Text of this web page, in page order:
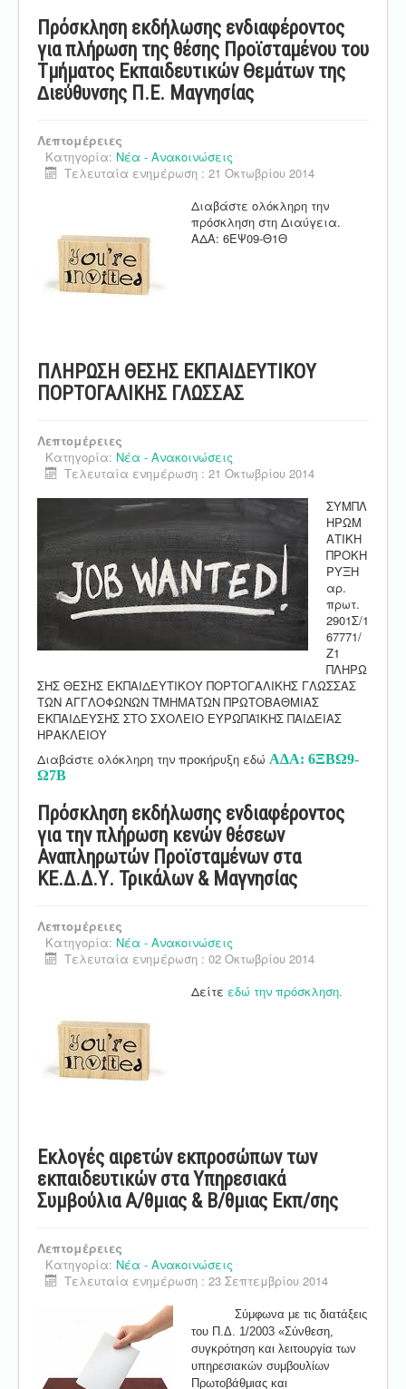
Πρόσκληση εκδήλωσης ενδιαφέροντος
για πλήρωση της θέσης Προϊσταµένου του
Τµήµατος Εκπαιδευτικών Θεµάτων της
∆ιεύθυνσης Π.Ε. Μαγνησίας
Λεπτομέρειες
Κατηγορία: Νέα - Ανακοινώσεις
Τελευταία ενημέρωση : 21 Οκτωβρίου 2014
Διαβάστε ολόκληρη την
πρόσκληση στη Διαύγεια.
ΑΔΑ: 6ΕΨ09-Θ1Θ
ΠΛΗΡΩΣΗ ΘΕΣΗΣ ΕΚΠΑΙΔΕΥΤΙΚΟΥ
ΠΟΡΤΟΓΑΛΙΚΗΣ ΓΛΩΣΣΑΣ
Λεπτομέρειες
Κατηγορία: Νέα - Ανακοινώσεις
Τελευταία ενημέρωση : 21 Οκτωβρίου 2014
ΣΥΜΠΛ
ΗΡΩΜ
ΑΤΙΚΗ
ΠΡΟΚΗ
ΡΥΞΗ
αρ.
πρωτ.
2901Σ/1
67771/
Ζ1
ΠΛΗΡΩ
ΣΗΣ ΘΕΣΗΣ ΕΚΠΑΙΔΕΥΤΙΚΟΥ ΠΟΡΤΟΓΑΛΙΚΗΣ ΓΛΩΣΣΑΣ
ΤΩΝ ΑΓΓΛΟΦΩΝΩΝ ΤΜΗΜΑΤΩΝ ΠΡΩΤΟΒΑΘΜΙΑΣ
ΕΚΠΑΙΔΕΥΣΗΣ ΣΤΟ ΣΧΟΛΕΙΟ ΕΥΡΩΠΑΪΚΗΣ ΠΑΙΔΕΙΑΣ
ΗΡΑΚΛΕΙΟΥ
Διαβάστε ολόκληρη την προκήρυξη εδώ ΑΔΑ: 6ΞΒΩ9-
Ω7Β
Πρόσκληση εκδήλωσης ενδιαφέροντος
για την πλήρωση κενών θέσεων
Αναπληρωτών Προϊσταμένων στα
ΚΕ.Δ.Δ.Υ. Τρικάλων & Μαγνησίας
Λεπτομέρειες
Κατηγορία: Νέα - Ανακοινώσεις
Τελευταία ενημέρωση : 02 Οκτωβρίου 2014
Δείτε εδώ την πρόσκληση.
Εκλογές αιρετών εκπροσώπων των
εκπαιδευτικών στα Υπηρεσιακά
Συμβούλια Α/θμιας & Β/θμιας Εκπ/σης
Λεπτομέρειες
Κατηγορία: Νέα - Ανακοινώσεις
Τελευταία ενημέρωση : 23 Σεπτεμβρίου 2014
Σύμφωνα με τις διατάξεις
του Π.Δ. 1/2003 «Σύνθεση,
συγκρότηση και λειτουργία των
υπηρεσιακών συμβουλίων
Πρωτοβάθμιας και